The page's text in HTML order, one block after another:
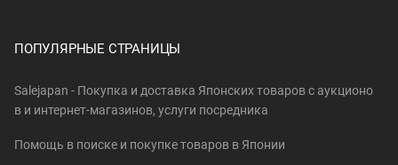
ПОПУЛЯРНЫЕ СТРАНИЦЫ
Salejapan - Покупка и доставка Японских товаров c аукционо
в и интернет-магазинов, услуги посредника
Помощь в поиске и покупке товаров в Японии